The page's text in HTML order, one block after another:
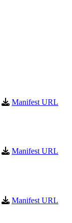
Manifest URL
Manifest URL
Manifest URL